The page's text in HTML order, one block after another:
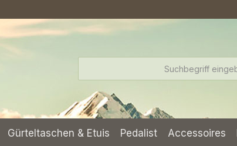
Gürteltaschen & Etuis Pedalist Accessoires